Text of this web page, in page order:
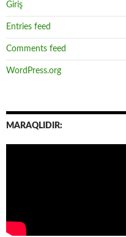
Giriş
Entries feed
Comments feed
WordPress.org
MARAQLIDIR: